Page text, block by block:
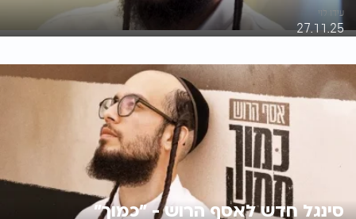
עידו לוי
27.11.25
סינגל חדש לאסף הרוש - "כמוך"